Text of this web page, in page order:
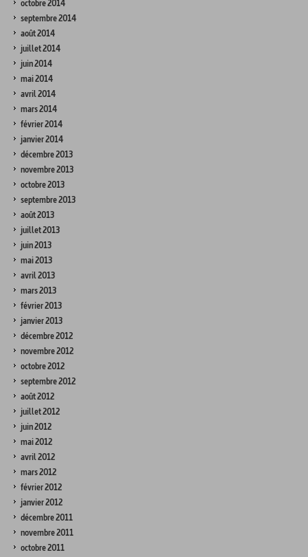
octobre 2014
septembre 2014
août 2014
juillet 2014
juin 2014
mai 2014
avril 2014
mars 2014
février 2014
janvier 2014
décembre 2013
novembre 2013
octobre 2013
septembre 2013
août 2013
juillet 2013
juin 2013
mai 2013
avril 2013
mars 2013
février 2013
janvier 2013
décembre 2012
novembre 2012
octobre 2012
septembre 2012
août 2012
juillet 2012
juin 2012
mai 2012
avril 2012
mars 2012
février 2012
janvier 2012
décembre 2011
novembre 2011
octobre 2011